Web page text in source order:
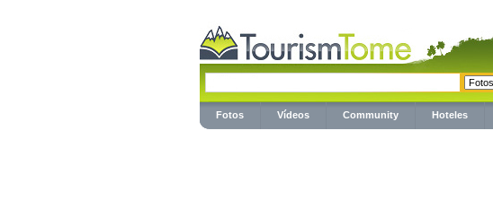
Fotos Vídeos Community Hoteles